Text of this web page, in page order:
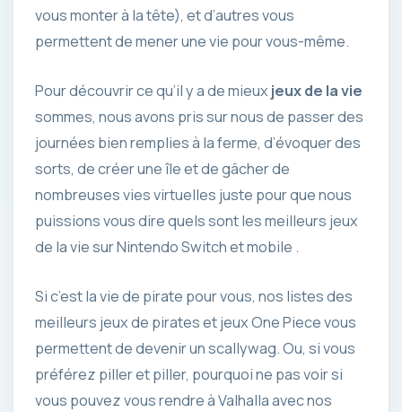
vous monter à la tête), et d’autres vous
permettent de mener une vie pour vous-même.
Pour découvrir ce qu’il y a de mieux jeux de la vie
sommes, nous avons pris sur nous de passer des
journées bien remplies à la ferme, d’évoquer des
sorts, de créer une île et de gâcher de
nombreuses vies virtuelles juste pour que nous
puissions vous dire quels sont les meilleurs jeux
de la vie sur Nintendo Switch et mobile .
Si c’est la vie de pirate pour vous, nos listes des
meilleurs jeux de pirates et jeux One Piece vous
permettent de devenir un scallywag. Ou, si vous
préférez piller et piller, pourquoi ne pas voir si
vous pouvez vous rendre à Valhalla avec nos